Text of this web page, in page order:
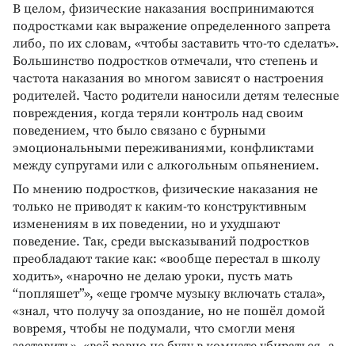
В целом, физические наказания воспринимаются
подростками как выражение определенного запрета
либо, по их словам, «чтобы заставить что-то сделать».
Большинство подростков отмечали, что степень и
частота наказания во многом зависят о настроения
родителей. Часто родители наносили детям телесные
повреждения, когда теряли контроль над своим
поведением, что было связано с бурными
эмоциональными переживаниями, конфликтами
между супругами или с алкогольным опьянением.
По мнению подростков, физические наказания не
только не приводят к каким-то конструктивным
изменениям в их поведении, но и ухудшают
поведение. Так, среди высказываний подростков
преобладают такие как: «вообще перестал в школу
ходить», «нарочно не делаю уроки, пусть мать
“попляшет”», «еще громче музыку включать стала»,
«знал, что получу за опоздание, но не пошёл домой
вовремя, чтобы не подумали, что смогли меня